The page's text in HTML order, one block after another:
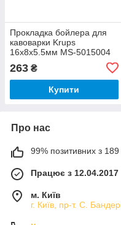
Прокладка бойлера для
кавоварки Krups
16x8x5.5мм MS-5015004
263 ₴
Купити
Про нас
99% позитивних з 189
Працює з 12.04.2017
м. Київ
г. Київ, пр-т. С.